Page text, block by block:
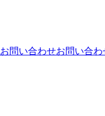
お問い合わせお問い合